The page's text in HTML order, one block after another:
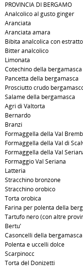
PROVINCIA DI BERGAMO
Analcolico al gusto ginger
Aranciata
Aranciata amara
Bibita analcolica con
Bitter analcolico
Limonata
Cotechino della bergamasca
Pancetta della bergamasca
Prosciutto crudo
Salame della bergamasca
Agri di Valtorta
Bernardo
Branzi
Formaggella della Val
Formaggella della Val di
Formaggella della Val
Formaggio Val Seriana
Latteria
Stracchino bronzone
Stracchino orobico
Torta orobica
Farina per polenta della
Tartufo nero (con altre
Bertu'
Casoncelli della bergamasca
Polenta e uccelli dolce
Scarpinocc
Torta del Donizetti